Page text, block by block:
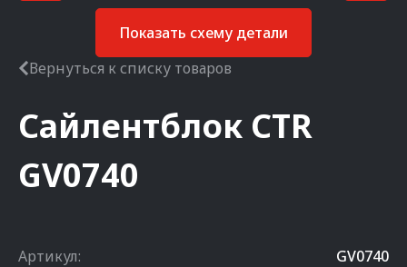
Показать схему детали
Вернуться к списку товаров
Сайлентблок CTR
GV0740
Артикул:
GV0740